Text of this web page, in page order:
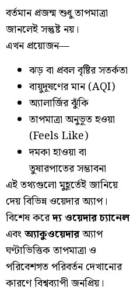
বর্তমান প্রজন্ম শুধু তাপমাত্রা
জানলেই সন্তুষ্ট নয়।
এখন প্রয়োজন—
ঝড় বা প্রবল বৃষ্টির সতর্কতা
বায়ুদূষণের মান (AQI)
অ্যালার্জির ঝুঁকি
তাপমাত্রা অনুভূত হওয়া
(Feels Like)
দমকা হাওয়া বা
তুষারপাতের সম্ভাবনা
এই তথ্যগুলো মুহূর্তেই জানিয়ে
দেয় বিভিন্ন ওয়েদার অ্যাপ।
বিশেষ করেদ্য ওয়েদার চ্যানেল
এবংঅ্যাকুওয়েদারঅ্যাপ
ঘণ্টাভিত্তিক তাপমাত্রা ও
পরিবেশগত পরিবর্তন দেখানোর
কারণে বিশ্বব্যাপী জনপ্রিয়।